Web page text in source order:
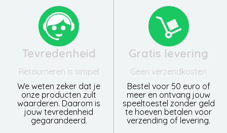
Tevredenheid
Retourneren is simpel
We weten zeker dat je
onze producten zult
waarderen. Daarom is
jouw tevredenheid
gegarandeerd.
Gratis levering
Geen verzendkosten
Bestel voor 50 euro of
meer en ontvang jouw
speeltoestel zonder geld
te hoeven betalen voor
verzending of levering.